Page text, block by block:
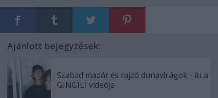
Ajánlott bejegyzések:
Szabad madár és rajzó dunavirágok - itt a
GÏNGÏLÏ videója